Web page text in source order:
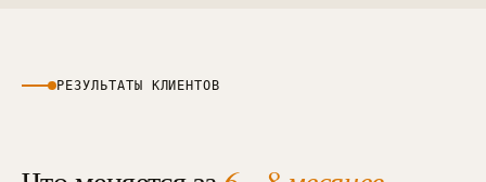
РЕЗУЛЬТАТЫ КЛИЕНТОВ